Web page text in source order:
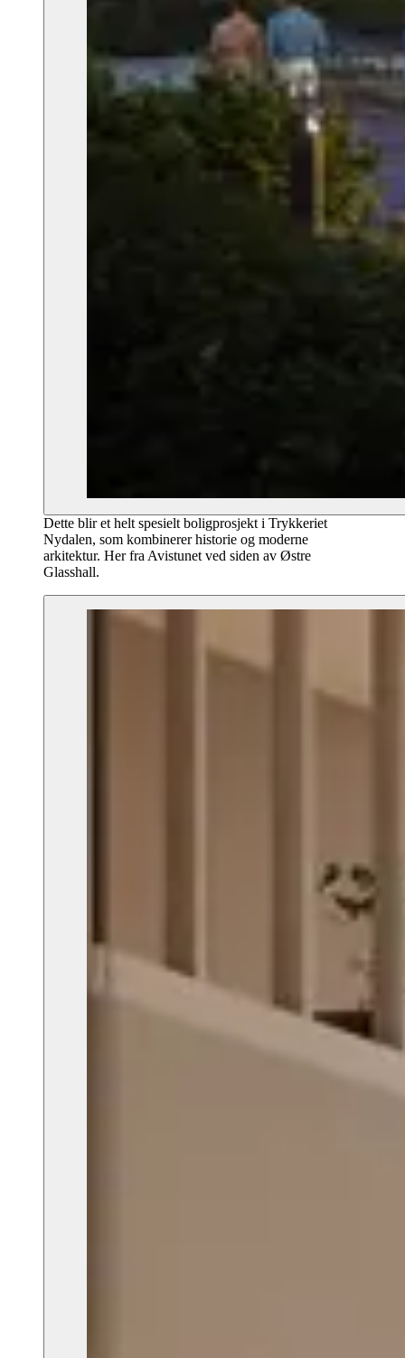
Dette blir et helt spesielt boligprosjekt i Trykkeriet
Nydalen, som kombinerer historie og moderne
arkitektur. Her fra Avistunet ved siden av Østre
Glasshall.